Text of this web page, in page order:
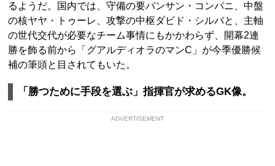
るようだ。国内では、守備の要バンサン・コンパニ、中盤
の核ヤヤ・トゥーレ、攻撃の中枢ダビド・シルバと、主軸
の世代交代が必要なチーム事情にもかかわらず、開幕2連
勝を飾る前から「グアルディオラのマンC」が今季優勝候
補の筆頭と目されてもいた。
「勝つために手段を選ぶ」指揮官が求めるGK像。
ADVERTISEMENT